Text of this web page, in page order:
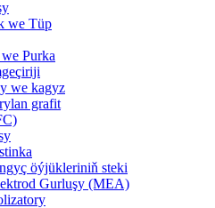
we Tüp
Purka
we kagyz
grafit
öýjükleriniň steki
Gurluşy (MEA)